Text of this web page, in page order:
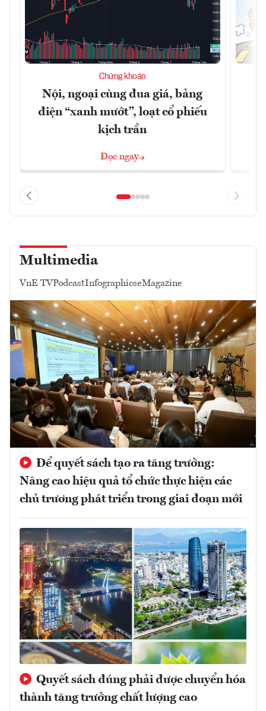
Chứng khoán
Nội, ngoại cùng đua giá, bảng
điện “xanh mướt”, loạt cổ phiếu
kịch trần
Đọc ngay
Multimedia
VnE TVPodcastInfographicseMagazine
Để quyết sách tạo ra tăng trưởng:
Nâng cao hiệu quả tổ chức thực hiện các
chủ trương phát triển trong giai đoạn mới
Quyết sách đúng phải được chuyển hóa
thành tăng trưởng chất lượng cao